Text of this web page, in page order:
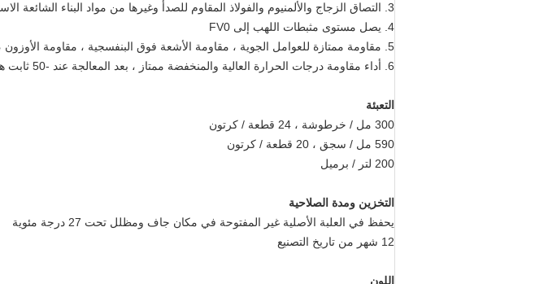
3. التصاق الزجاج والألمنيوم والفولاذ المقاوم للصدأ وغيرها من مواد البناء الشائعة الاستخدام.
4. يصل مستوى مثبطات اللهب إلى FV0
5. مقاومة ممتازة للعوامل الجوية ، مقاومة الأشعة فوق البنفسجية ، مقاومة الأوزون ، مقاومة الماء ؛
6. أداء مقاومة درجات الحرارة العالية والمنخفضة ممتاز ، بعد المعالجة عند -50 ثابت هش ، تصلب أو تكسير ، عند 150 ℃ لينة ثابتة ، تدهور ، الحفاظ على قوة ومرونة جيدة ؛
التعبئة
300 مل / خرطوشة ، 24 قطعة / كرتون
590 مل / سجق ، 20 قطعة / كرتون
200 لتر / برميل
التخزين ومدة الصلاحية
يحفظ في العلبة الأصلية غير المفتوحة في مكان جاف ومظلل تحت 27 درجة مئوية
12 شهر من تاريخ التصنيع
اللون